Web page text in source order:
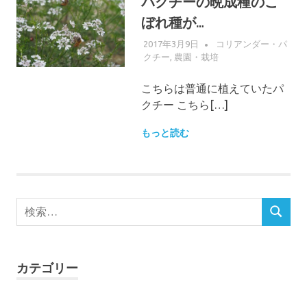
ぼれ種が…
2017年3月9日 WPMASTER
コリアンダー・パ
クチー
農園・栽培
こちらは普通に植えていたパ
クチー こちら[…]
もっと読む
検
検
カテゴリー